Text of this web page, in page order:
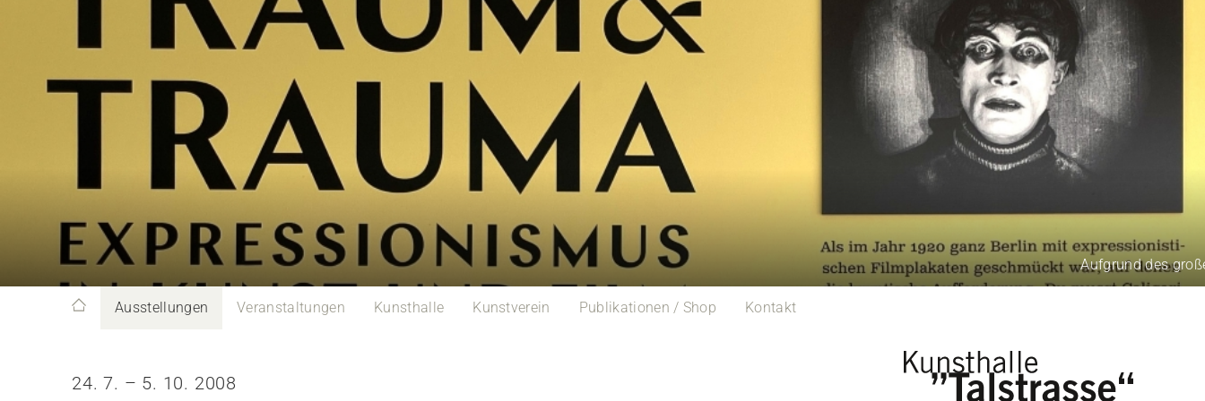
Aufgrund des großen
Ausstellungen Veranstaltungen Kunsthalle Kunstverein Publikationen / Shop Kontakt
24. 7. – 5. 10. 2008